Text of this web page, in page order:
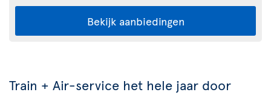
Bekijk aanbiedingen
Train + Air-service het hele jaar door